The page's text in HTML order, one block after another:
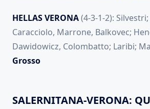
HELLAS VERONA(4-3-1-2):
Caracciolo, Marrone, Balkovec;
Dawidowicz, Colombatto; Laribi;
Grosso
SALERNITANA-VERONA: